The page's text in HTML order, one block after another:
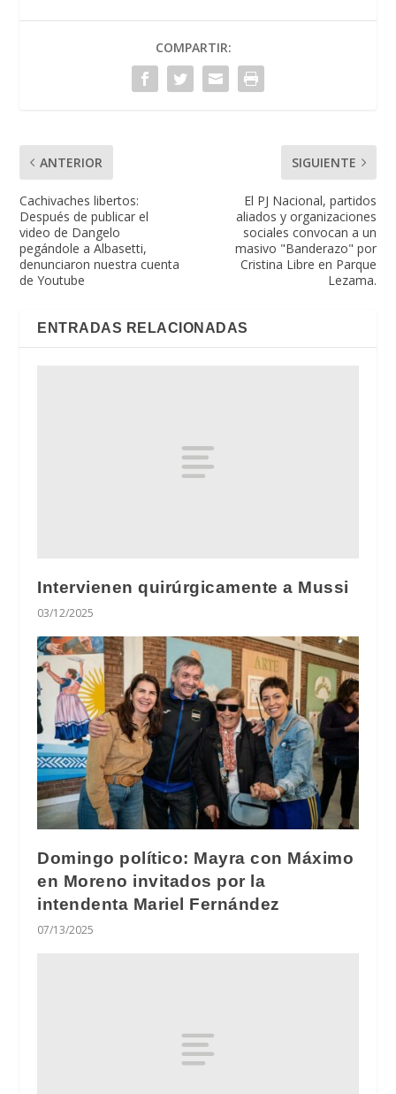
COMPARTIR:
ANTERIOR
Cachivaches libertos:
Después de publicar el
video de Dangelo
pegándole a Albasetti,
denunciaron nuestra cuenta
de Youtube
SIGUIENTE
El PJ Nacional, partidos
aliados y organizaciones
sociales convocan a un
masivo "Banderazo" por
Cristina Libre en Parque
Lezama.
ENTRADAS RELACIONADAS
Intervienen quirúrgicamente a Mussi
03/12/2025
Domingo político: Mayra con Máximo
en Moreno invitados por la
intendenta Mariel Fernández
07/13/2025